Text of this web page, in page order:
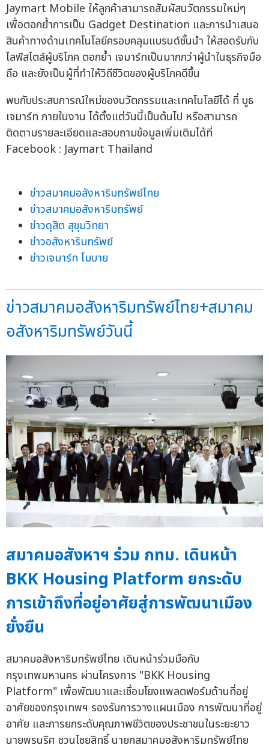
Jaymart Mobile ให้ลูกค้าสามารถสัมผัสนวัตกรรมใหม่ๆ
เพื่อตอกย้ำการเป็น Gadget Destination และการนำเสนอ
สินค้าทางด้านเทคโนโลยีครอบคลุมแบรนด์ชั้นนำ ให้สอดรับกับ
ไลฟ์สไตล์ผู้บริโภค ตอกย้ำ เจมาร์ทเป็นมากกว่าผู้นำในธุรกิจมือ
ถือ และยังเป็นผู้ที่ทำให้วิถีชีวิตของผู้บริโภคดีขึ้น
พบกับประสบการณ์ใหม่ของนวัตกรรมและเทคโนโลยีได้ ที่ บูธ
เจมาร์ท ภายในงาน ได้ตั้งแต่วันนี้เป็นต้นไป หรือสามารถ
ติดตามรายละเอียดและสอบถามข้อมูลเพิ่มเติมได้ที่
Facebook : Jaymart Thailand
ข่าวสมาคมอสังหาริมทรัพย์ไทย
ข่าวสมาคมอสังหาริมทรัพย์
ข่าวดุสิต สุขุมวิทยา
ข่าวอสังหาริมทรัพย์
ข่าวเจมาร์ท โมบาย
ข่าวสมาคมอสังหาริมทรัพย์ไทย+สมาคม
อสังหาริมทรัพย์วันนี้
สมาคมอสังหาฯ ร่วม กทม. เดินหน้า
BKK Housing Platform ยกระดับ
การเข้าถึงที่อยู่อาศัยสู่การพัฒนาเมือง
ยั่งยืน
สมาคมอสังหาริมทรัพย์ไทย เดินหน้าร่วมมือกับ
กรุงเทพมหานคร ผ่านโครงการ "BKK Housing
Platform" เพื่อพัฒนาและเชื่อมโยงแพลตฟอร์มด้านที่อยู่
อาศัยของกรุงเทพฯ รองรับการวางแผนเมือง การพัฒนาที่อยู่
อาศัย และการยกระดับคุณภาพชีวิตของประชาชนในระยะยาว
นายพรนริศ ชวนไชยสิทธิ์ นายกสมาคมอสังหาริมทรัพย์ไทย